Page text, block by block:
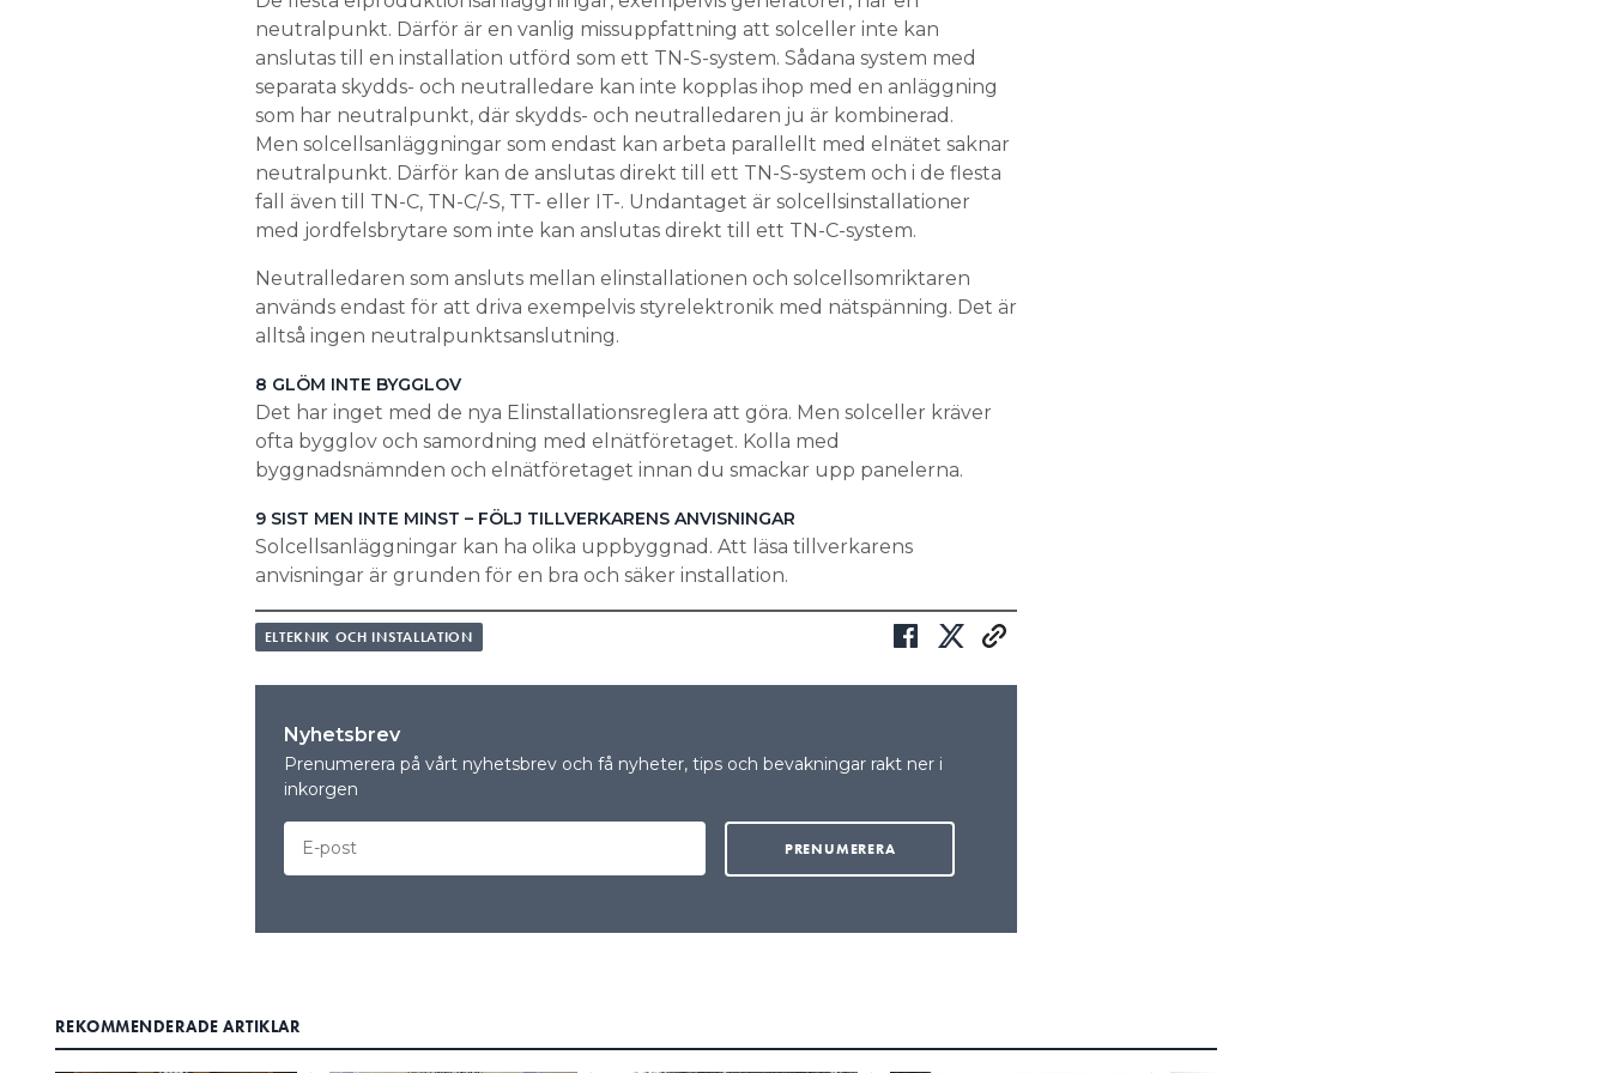
neutralpunkt. Därför är en vanlig missuppfattning att solceller inte kan
anslutas till en installation utförd som ett TN-S-system. Sådana system med
separata skydds- och neutralledare kan inte kopplas ihop med en anläggning
som har neutralpunkt, där skydds- och neutralledaren ju är kombinerad.
Men solcellsanläggningar som endast kan arbeta parallellt med elnätet saknar
neutralpunkt. Därför kan de anslutas direkt till ett TN-S-system och i de flesta
fall även till TN-C, TN-C/-S, TT- eller IT-. Undantaget är solcellsinstallationer
med jordfelsbrytare som inte kan anslutas direkt till ett TN-C-system.
Neutralledaren som ansluts mellan elinstallationen och solcellsomriktaren
används endast för att driva exempelvis styrelektronik med nätspänning. Det är
alltså ingen neutralpunktsanslutning.
8 GLÖM INTE BYGGLOV
Det har inget med de nya Elinstallationsreglera att göra. Men solceller kräver
ofta bygglov och samordning med elnätföretaget. Kolla med
byggnadsnämnden och elnätföretaget innan du smackar upp panelerna.
9 SIST MEN INTE MINST – FÖLJ TILLVERKARENS ANVISNINGAR
Solcellsanläggningar kan ha olika uppbyggnad. Att läsa tillverkarens
anvisningar är grunden för en bra och säker installation.
ELTEKNIK OCH INSTALLATION
Nyhetsbrev
Prenumerera på vårt nyhetsbrev och få nyheter, tips och bevakningar rakt ner i
inkorgen
REKOMMENDERADE ARTIKLAR